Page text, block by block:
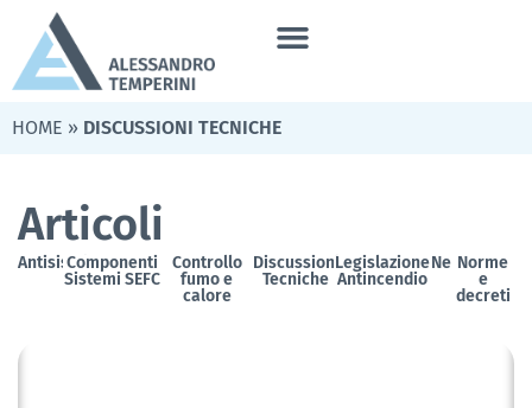
HOME » DISCUSSIONI TECNICHE
Articoli
AntisismicaComponenti
Sistemi SEFC
Controllo
fumo e
calore
Discussioni
Tecniche
Legislazione
Antincendio
NewsNorme
e
decreti